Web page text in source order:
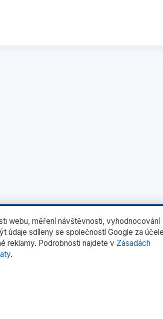
webu, měření návštěvnosti, vyhodnocování
údaje sdíleny se společností Google za
reklamy. Podrobnosti najdete v Zásadách
.